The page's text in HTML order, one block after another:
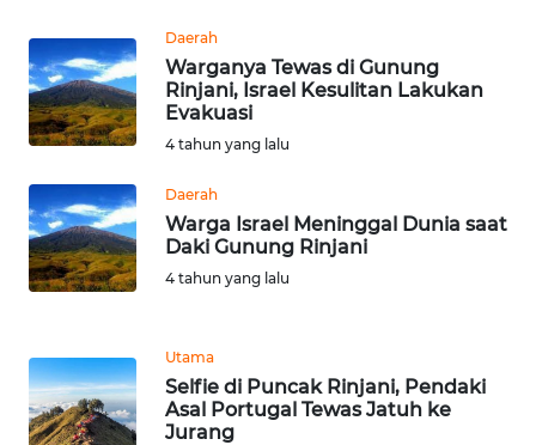
Daerah
Warganya Tewas di Gunung
Rinjani, Israel Kesulitan Lakukan
Evakuasi
4 tahun yang lalu
Daerah
Warga Israel Meninggal Dunia saat
Daki Gunung Rinjani
4 tahun yang lalu
Utama
Selfie di Puncak Rinjani, Pendaki
Asal Portugal Tewas Jatuh ke
Jurang
JABAR
WN
BANTEN
WN
NTT
WN
WN
PAPUA